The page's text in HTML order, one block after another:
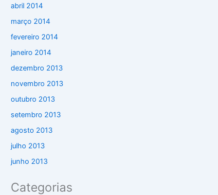
abril 2014
março 2014
fevereiro 2014
janeiro 2014
dezembro 2013
novembro 2013
outubro 2013
setembro 2013
agosto 2013
julho 2013
junho 2013
Categorias